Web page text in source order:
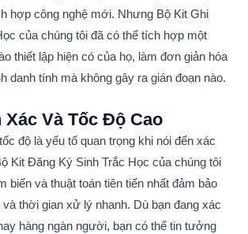
hợp công nghệ mới. Nhưng Bộ Kit Ghi
của chúng tôi đã có thể tích hợp một
thiết lập hiện có của họ, làm đơn giản hóa
danh tính mà không gây ra gián đoạn nào.
Và Tốc Độ Cao
độ là yếu tố quan trọng khi nói đến xác
Kit Đăng Ký Sinh Trắc Học của chúng tôi
biến và thuật toán tiên tiến nhất đảm bảo
thời gian xử lý nhanh. Dù bạn đang xác
hàng ngàn người, bạn có thể tin tưởng